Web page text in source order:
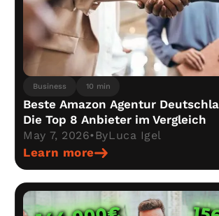
Business 10 min
Beste Amazon Agentur
Die Top 8 Anbieter im Vergleich
May 7, 2026• ByLuca Igel
Learn more